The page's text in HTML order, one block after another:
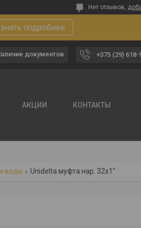
Нет отзывов,
подробнее
документов +375 (29) 618-
АКЦИИ КОНТАКТЫ
воды Unidelta муфта нар. 32х1"